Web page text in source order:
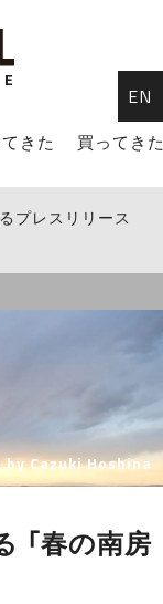
E
きた 買ってき
プレスリリース
Cazuki Hoshina
「春の南房
EN